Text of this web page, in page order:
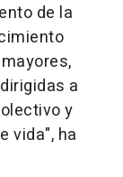
de la
a
y
vida", ha